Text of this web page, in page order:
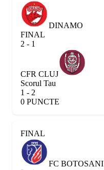
DINAMO
FINAL
2 - 1
CFR CLUJ
Scorul Tau
1 - 2
0 PUNCTE
FINAL
FC BOTOSANI